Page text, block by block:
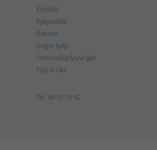
Kontakt
Kjøpsvilkår
Returer
Angre kjøp
Personopplysninger
Tips & råd
Tel: 69 21 10 92